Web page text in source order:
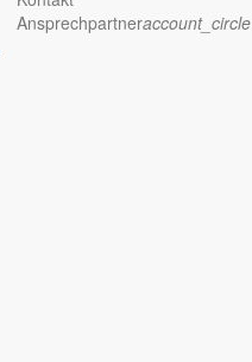
Ansprechpartneraccount_circle